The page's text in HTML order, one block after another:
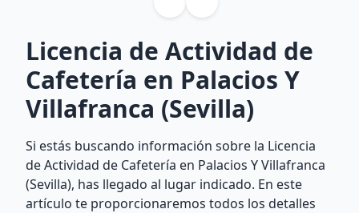
Licencia de Actividad de
Cafetería en Palacios Y
Villafranca (Sevilla)
Si estás buscando información sobre la Licencia
de Actividad de Cafetería en Palacios Y Villafranca
(Sevilla), has llegado al lugar indicado. En este
artículo te proporcionaremos todos los detalles